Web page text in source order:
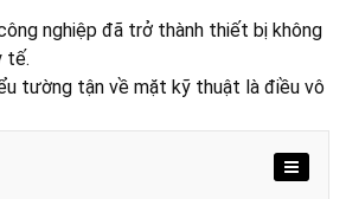
nghiệp đã trở thành thiết bị không
tế.
tường tận về mặt kỹ thuật là điều vô